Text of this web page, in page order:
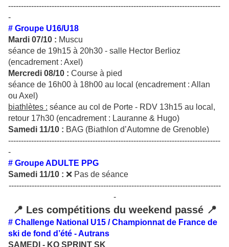
-----------------------------------------------------------------------------------
-
# Groupe U16/U18
Mardi 07/10 : Muscu
séance de 19h15 à 20h30 - salle Hector Berlioz
(encadrement : Axel)
Mercredi 08/10 : Course à pied
séance de 16h00 à 18h00 au local (encadrement : Allan
ou Axel)
biathlètes : séance au col de Porte - RDV 13h15 au local,
retour 17h30 (encadrement : Lauranne & Hugo)
Samedi 11/10 : BAG (Biathlon d’Automne de Grenoble)
-----------------------------------------------------------------------------------
-
# Groupe ADULTE PPG
Samedi 11/10 : ❌ Pas de séance
-----------------------------------------------------------------------------------
-
📍 Les compétitions du weekend passé 📍
# Challenge National U15 / Championnat de France de
ski de fond d’été - Autrans
SAMEDI - KO SPRINT SK